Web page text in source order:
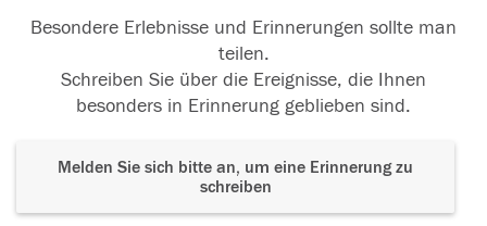
Besondere Erlebnisse und Erinnerungen sollte man
teilen.
Schreiben Sie über die Ereignisse, die Ihnen
besonders in Erinnerung geblieben sind.
Melden Sie sich bitte an, um eine Erinnerung zu
schreiben